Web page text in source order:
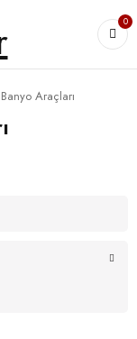
0
Banyo Araçları